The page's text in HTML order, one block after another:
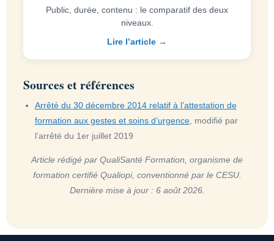
Public, durée, contenu : le comparatif des deux
niveaux.
Lire l’article →
Sources et références
Arrêté du 30 décembre 2014 relatif à l’attestation de
formation aux gestes et soins d’urgence, modifié par
l’arrêté du 1er juillet 2019
Article rédigé par QualiSanté Formation, organisme de
formation certifié Qualiopi, conventionné par le CESU.
Dernière mise à jour : 6 août 2026.